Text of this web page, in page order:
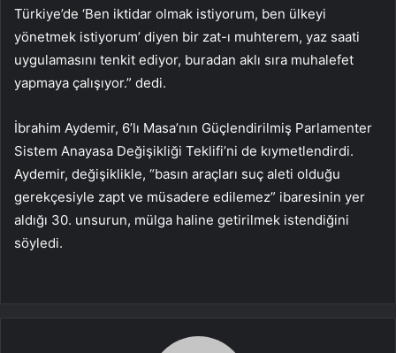
Türkiye’de ‘Ben iktidar olmak istiyorum, ben ülkeyi
yönetmek istiyorum’ diyen bir zat-ı muhterem, yaz saati
uygulamasını tenkit ediyor, buradan aklı sıra muhalefet
yapmaya çalışıyor.” dedi.
İbrahim Aydemir, 6’lı Masa’nın Güçlendirilmiş Parlamenter
Sistem Anayasa Değişikliği Teklifi’ni de kıymetlendirdi.
Aydemir, değişiklikle, “basın araçları suç aleti olduğu
gerekçesiyle zapt ve müsadere edilemez” ibaresinin yer
aldığı 30. unsurun, mülga haline getirilmek istendiğini
söyledi.